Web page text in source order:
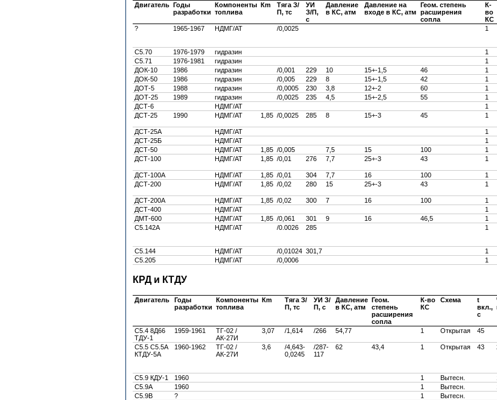
Двигатель Годы
разработки
Компоненты
топлива
Кm
Тяга З/
П, тс
УИ
З/П,
c
Давление
в КС, атм
Давление на
входе в КС, атм
Геом. степень
расширения
сопла
К-
во
КС
? 1965-1967 НДМГ/АТ /0,0025 1
С5.70
1976-1979 гидразин 1
С5.71
1976-1981 гидразин 1
ДОК-10
1986 гидразин /0,001 229 10 15+-1,5 46 1
ДОК-50
1986 гидразин /0,005 229 8 15+-1,5 42 1
ДОТ-5
1988 гидразин /0,0005 230 3,8 12+-2 60 1
ДОТ-25
1989 гидразин /0,0025 235 4,5 15+-2,5 55 1
ДСТ-6
НДМГ/АТ 1
ДСТ-25
1990 НДМГ/АТ 1,85 /0,0025 285 8 15+-3 45 1
ДСТ-25А
НДМГ/АТ 1
ДСТ-25Б
НДМГ/АТ 1
ДСТ-50
НДМГ/АТ 1,85 /0,005 7,5 15 100 1
ДСТ-100
НДМГ/АТ 1,85 /0,01 276 7,7 25+-3 43 1
ДСТ-100А
НДМГ/АТ 1,85 /0,01 304 7,7 16 100 1
ДСТ-200
НДМГ/АТ 1,85 /0,02 280 15 25+-3 43 1
ДСТ-200А
НДМГ/АТ 1,85 /0,02 300 7 16 100 1
ДСТ-400
НДМГ/АТ 1
ДМТ-600
НДМГ/АТ 1,85 /0,061 301 9 16 46,5 1
С5.142А
НДМГ/АТ /0.0026 285 1
С5.144
НДМГ/АТ /0,01024 301,7 1
С5.205
НДМГ/АТ /0,0006 1
КРД и КТДУ
Двигатель
Годы
разработки
Компоненты
топлива
Кm
Тяга З/
П, тс
УИ З/
П, c
Давление
в КС, атм
Геом.
степень
расширения
сопла
К-во
КС
Схема
t
вкл.,
c
С5.4 8Д66
ТДУ-1
1959-1961
ТГ-02 /
АК-27И
3,07 /1,614 /266 54,77 1 Открытая 45
С5.5 С5.5А
КТДУ-5А
1960-1962
ТГ-02 /
АК-27И
3,6
/4,643-
0,0245
/287-
117
62 43,4 1 Открытая 43
С5.9 КДУ-1
1960 1 Вытесн.
С5.9А
1960 1 Вытесн.
С5.9В
? 1
Вытесн.